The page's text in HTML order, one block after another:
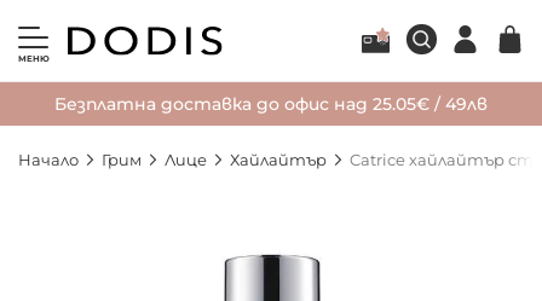
МЕНЮ
Безплатна доставка до офис над 25.05€ / 49лв
Начало Грим Лице Хайлайтър Catrice хайлайтър